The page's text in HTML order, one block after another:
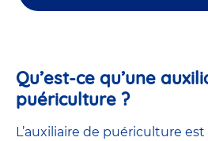
Qu’est-ce qu’une
puériculture ?
L’auxiliaire de puériculture